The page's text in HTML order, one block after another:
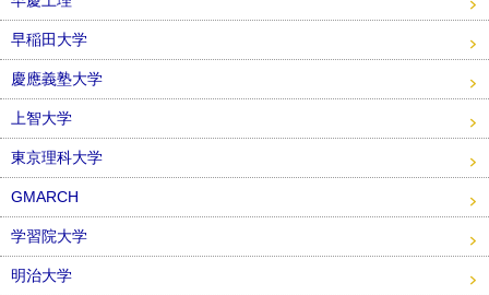
早稲田大学
慶應義塾大学
上智大学
東京理科大学
GMARCH
学習院大学
明治大学